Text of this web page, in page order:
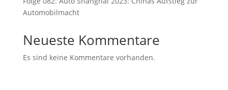
Automobilmacht
Neueste Kommentare
Es sind keine Kommentare vorhanden.